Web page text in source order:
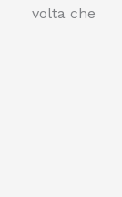
volta che